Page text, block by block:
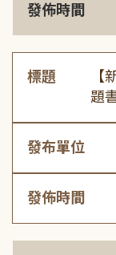
發佈時間
標題
【
題
發布單位
發佈時間